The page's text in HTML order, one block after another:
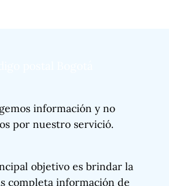
información y no
por nuestro servició.
objetivo es brindar la
completa información de